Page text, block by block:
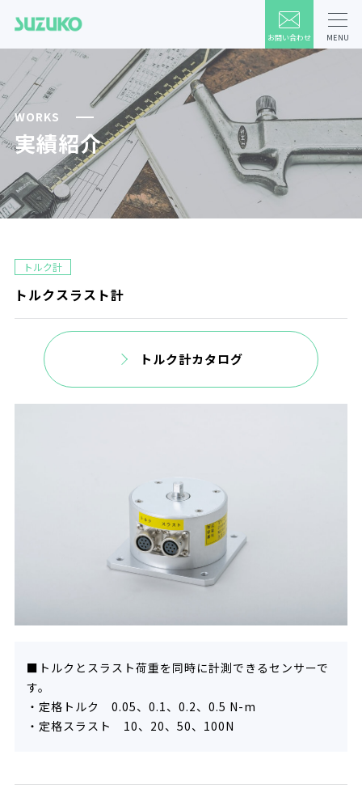
MENU
お問い合わせ
WORKS
実績紹介
トルク計
トルクスラスト計
トルク計カタログ
■トルクとスラスト荷重を同時に計測できるセンサーで
す。
・定格トルク 0.05、0.1、0.2、0.5 N-m
・定格スラスト 10、20、50、100N